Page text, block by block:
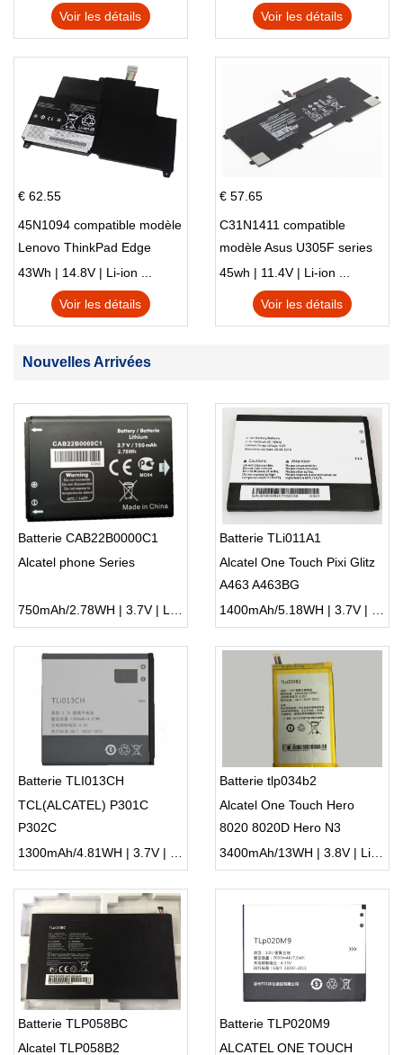
Voir les détails Voir les détails
€ 62.55
45N1094 compatible modèle
Lenovo ThinkPad Edge
S230u Twist
43Wh | 14.8V | Li-ion ...
Voir les détails
€ 57.65
C31N1411 compatible
modèle Asus U305F series
45wh | 11.4V | Li-ion ...
Voir les détails
Nouvelles Arrivées
Batterie CAB22B0000C1
Alcatel phone Series
750mAh/2.78WH | 3.7V | Li-ion ...
Batterie TLi011A1
Alcatel One Touch Pixi Glitz
A463 A463BG
1400mAh/5.18WH | 3.7V | Li-ion ...
Batterie TLI013CH
TCL(ALCATEL) P301C
P302C
1300mAh/4.81WH | 3.7V | Li-ion ...
Batterie tlp034b2
Alcatel One Touch Hero
8020 8020D Hero N3
3400mAh/13WH | 3.8V | Li-ion ...
Batterie TLP058BC
Alcatel TLP058B2
Batterie TLP020M9
ALCATEL ONE TOUCH